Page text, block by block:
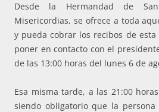
Desde la Hermandad de
Misericordias, se ofrece a toda
y pueda cobrar los recibos de
poner en contacto con el
de las 13:00 horas del lunes 6 de
Esa misma tarde, a las 21:00
siendo obligatorio que la